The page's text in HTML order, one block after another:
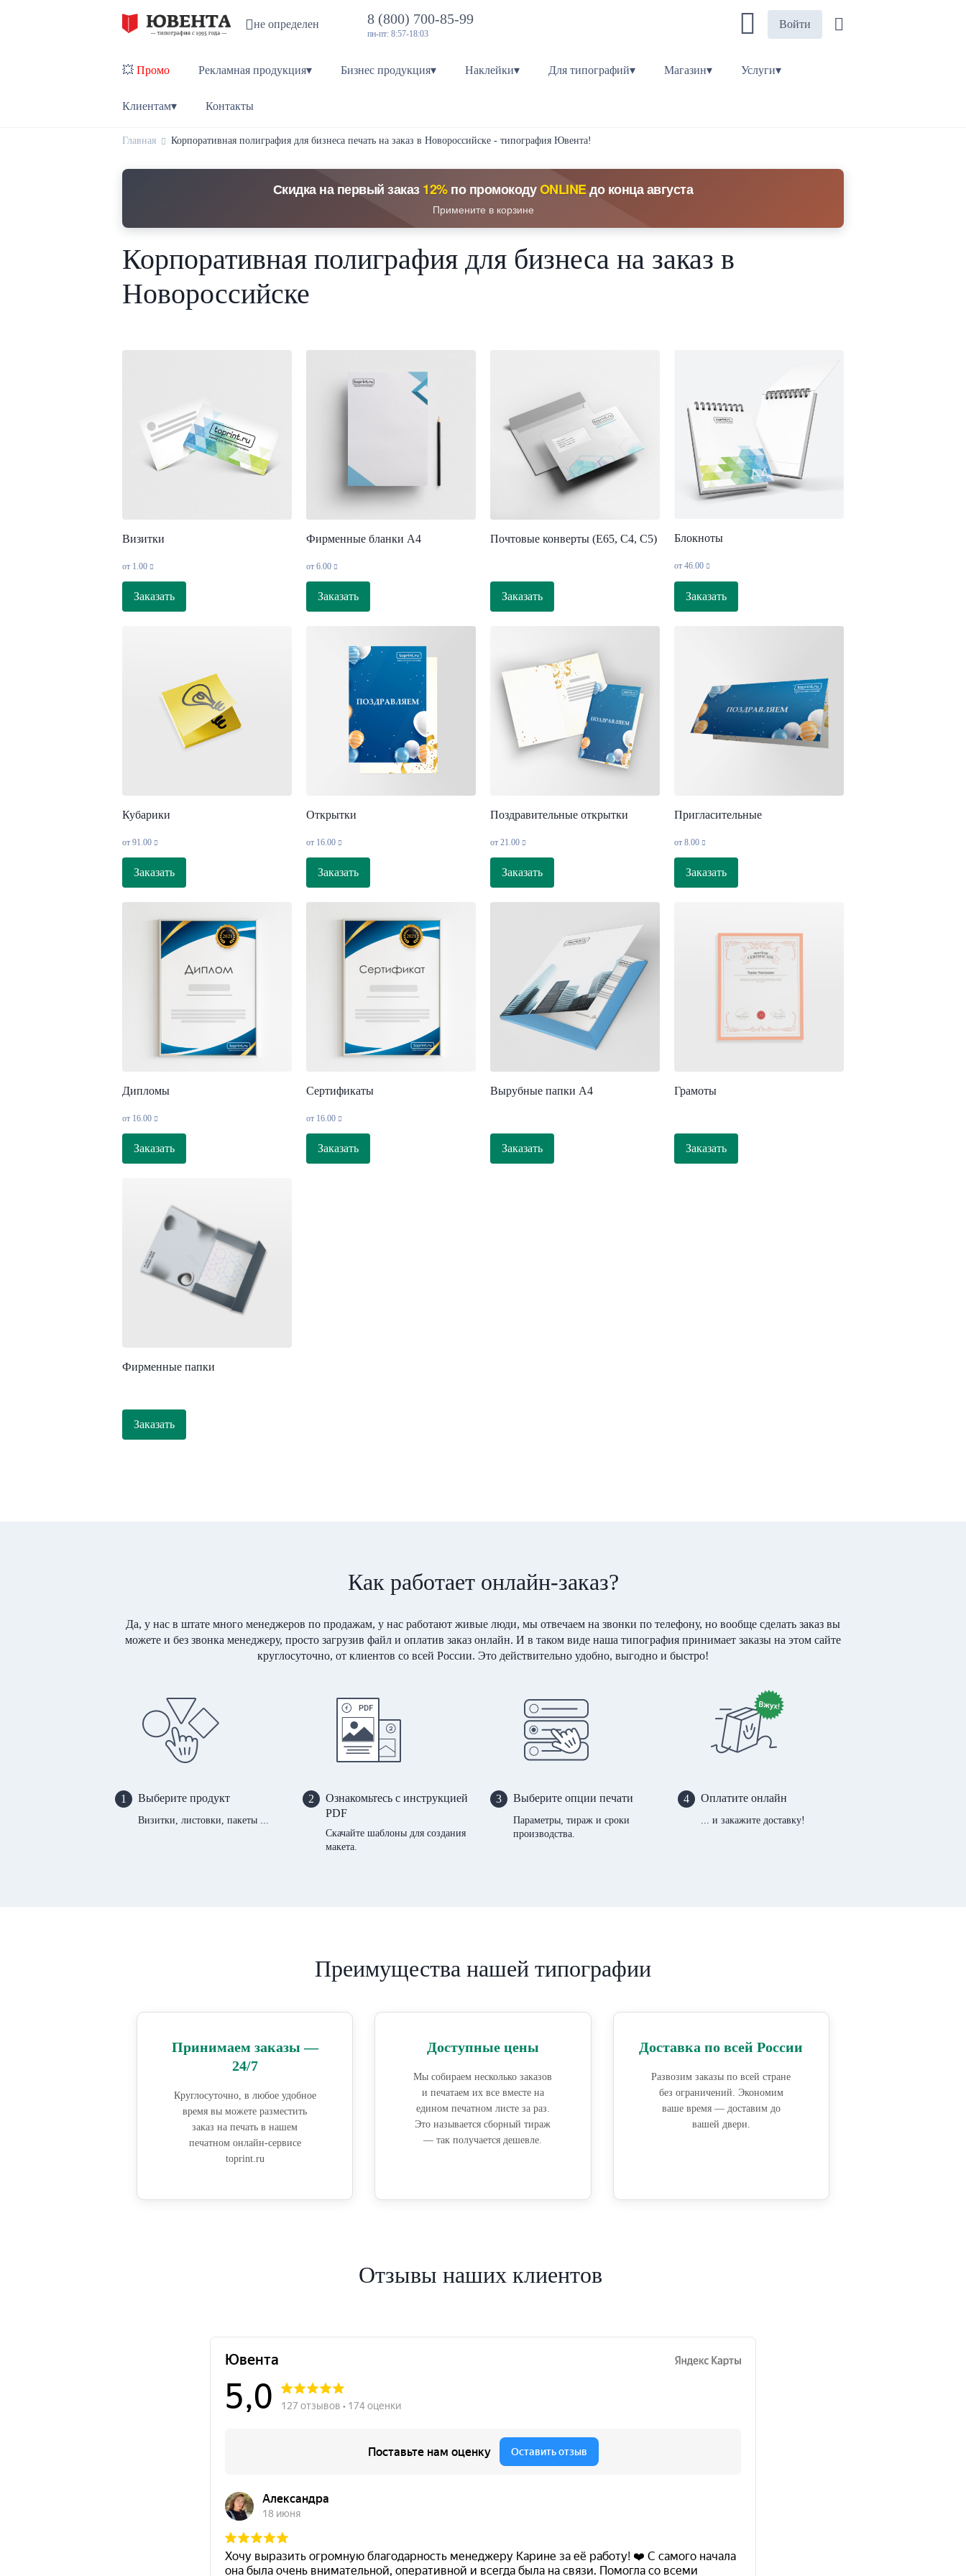
не определен 8 (800) 700-85-99
пн-пт: 8:57-18:03
Войти
💥 Промо Рекламная продукция▾ Бизнес продукция▾ Наклейки▾ Для типографий▾ Магазин▾ Услуги▾
Клиентам▾ Контакты
Главная Корпоративная полиграфия для бизнеса печать на заказ в Новороссийске - типография Ювента!
Скидка на первый заказ12%по промокодуONLINEдо конца августа
Примените в корзине
Корпоративная полиграфия для бизнеса на заказ в
Новороссийске
Визитки
от 1.00
Заказать
Фирменные бланки А4
от 6.00
Заказать
Почтовые конверты (Е65, С4, С5)
Заказать
Блокноты
от 46.00
Заказать
Кубарики
от 91.00
Заказать
Открытки
от 16.00
Заказать
Поздравительные открытки
от 21.00
Заказать
Пригласительные
от 8.00
Заказать
Дипломы
от 16.00
Заказать
Сертификаты
от 16.00
Заказать
Вырубные папки А4
Заказать
Грамоты
Заказать
Фирменные папки
Заказать
Как работает онлайн-заказ?
Да, у нас в штате много менеджеров по продажам, у нас работают живые люди, мы отвечаем на звонки по телефону, но вообще сделать заказ вы
можете и без звонка менеджеру, просто загрузив файл и оплатив заказ онлайн. И в таком виде наша типография принимает заказы на этом сайте
круглосуточно, от клиентов со всей России. Это действительно удобно, выгодно и быстро!
1 Выберите продукт
Визитки, листовки, пакеты ...
2
Ознакомьтесь с инструкцией
PDF
Скачайте шаблоны для создания
макета.
3 Выберите опции печати
Параметры, тираж и сроки
производства.
4 Оплатите онлайн
... и закажите доставку!
Преимущества нашей типографии
Принимаем заказы —
24/7
Круглосуточно, в любое удобное
время вы можете разместить
заказ на печать в нашем
печатном онлайн-сервисе
toprint.ru
Доступные цены
Мы собираем несколько заказов
и печатаем их все вместе на
едином печатном листе за раз.
Это называется сборный тираж
— так получается дешевле.
Доставка по всей России
Развозим заказы по всей стране
без ограничений. Экономим
ваше время — доставим до
вашей двери.
Отзывы наших клиентов